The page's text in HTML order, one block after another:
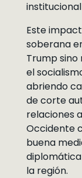
Este
soberana
Trump sino
el
abriendo
de corte
relaciones
Occidente
buena
la región.